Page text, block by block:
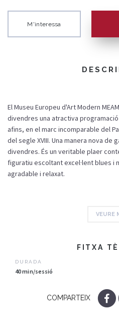
M'interessa
El Museu Europeu d'Art Modern
divendres una atractiva
afins, en el marc incomparable del
del segle XVIII. Una manera nova de
divendres. És un veritable plaer
figuratiu escoltant excel·lent blues i
agradable i relaxat.
VEURE
FITXA
DURADA
40 min/sessió
COMPARTEIX